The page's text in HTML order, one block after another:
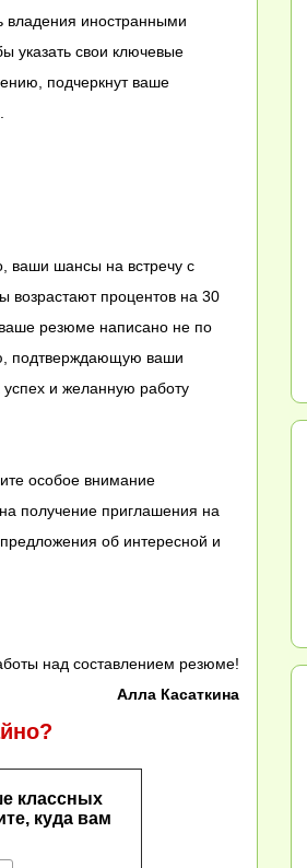
владения иностранными
указать свои ключевые
подчеркнут ваше
ваши шансы на встречу с
возрастают процентов на 30
резюме написано не по
подтверждающую ваши
и желанную работу
особое внимание
получение приглашения на
об интересной и
над составлением резюме!
Алла Касаткина